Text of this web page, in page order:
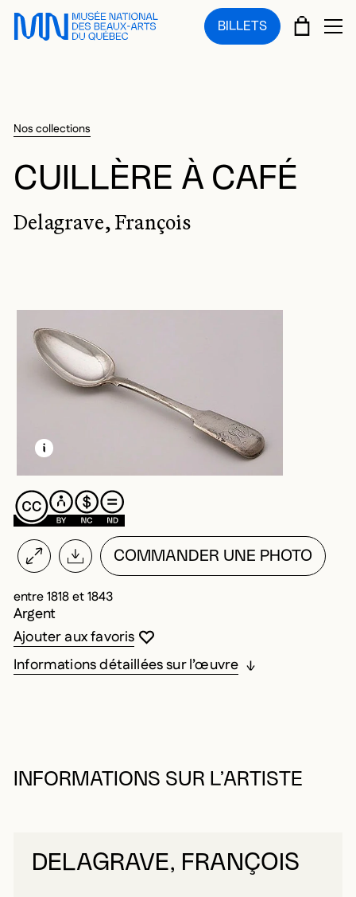
Sauter au menu principal
Sauter au contenu principal
Sauter au pied de page
BILLETS PANIER
Nos collections
CUILLÈRE À CAFÉ
Delagrave, François
EN SAVOIR PLUS SUR CETTE IMAGE
OUVRIR LA MODALE
COMMANDER UNE PHOTO
entre 1818 et 1843
Argent
Vous devez être connecté pour ajouter
Fermer la modale
Ouvrir la modale
Ajouter aux favoris
Informations détaillées sur l’œuvre
INFORMATIONS SUR L’ARTISTE
DELAGRAVE, FRANÇOIS